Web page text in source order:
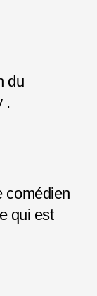
du
.
comédien
qui est